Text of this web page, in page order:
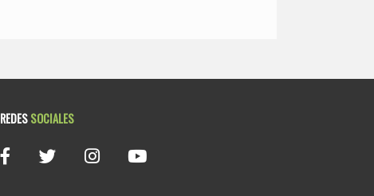
REDESSOCIALES